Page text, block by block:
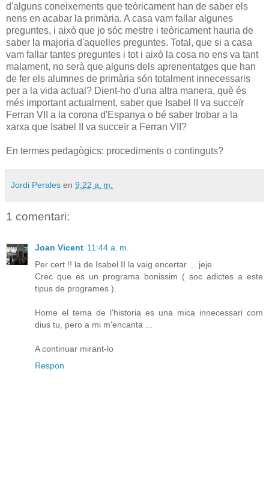
d'alguns coneixements que teòricament han de saber els
nens en acabar la primària. A casa vam fallar algunes
preguntes, i això que jo sóc mestre i teòricament hauria de
saber la majoria d'aquelles preguntes. Total, que si a casa
vam fallar tantes preguntes i tot i això la cosa no ens va tant
malament, no serà que alguns dels aprenentatges que han
de fer els alumnes de primària són totalment innecessaris
per a la vida actual? Dient-ho d'una altra manera, què és
més important actualment, saber que Isabel II va succeïr
Ferran VII a la corona d'Espanya o bé saber trobar a la
xarxa que Isabel II va succeïr a Ferran VII?
En termes pedagògics: procediments o continguts?
Jordi Perales en 9:22 a. m.
1 comentari:
Joan Vicent 11:44 a. m.
Per cert !! la de Isabel II la vaig encertar ... jeje
Crec que es un programa bonissim ( soc adictes a este
tipus de programes ).
Home el tema de l'historia es una mica innecessari com
dius tu, pero a mi m'encanta ...
A continuar mirant-lo
Respon